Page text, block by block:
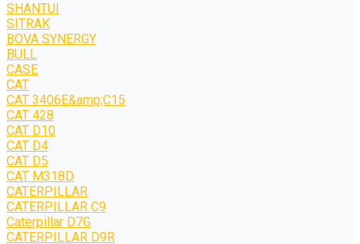
SHANTUI
SITRAK
BOVA SYNERGY
BULL
CASE
CAT
CAT 3406E&amp;C15
CAT 428
CAT D10
CAT D4
CAT D5
CAT M318D
CATERPILLAR
CATERPILLAR C9
Caterpillar D7G
CATERPILLAR D9R